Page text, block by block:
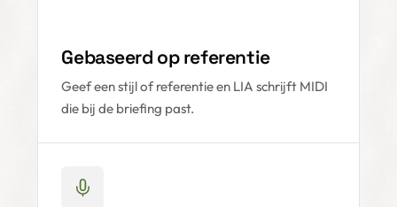
Gebaseerd op referentie
Geef een stijl of referentie en LIA schrijft MIDI
die bij de briefing past.